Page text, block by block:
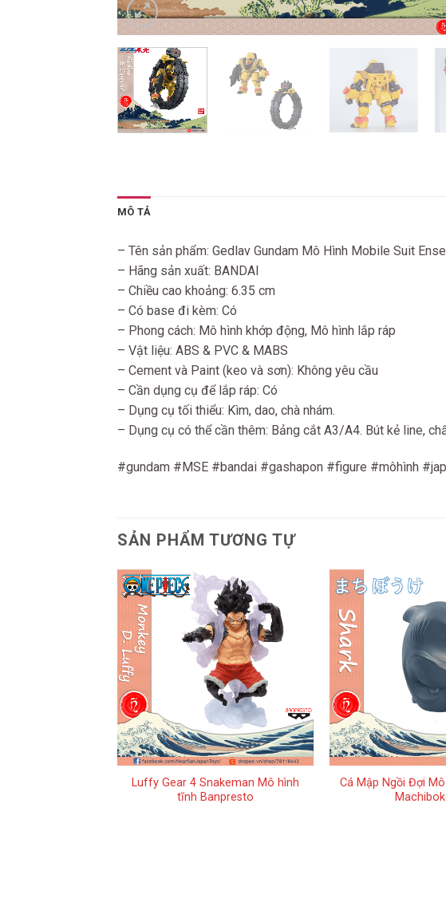
MÔ TẢ
– Tên sản phẩm: Gedlav Gundam Mô Hình Mobile Suit
– Hãng sản xuất: BANDAI
– Chiều cao khoảng: 6.35 cm
– Có base đi kèm: Có
– Phong cách: Mô hình khớp động, Mô hình lắp ráp
– Vật liệu: ABS & PVC & MABS
– Cement và Paint (keo và sơn): Không yêu cầu
– Cần dụng cụ để lắp ráp: Có
– Dụng cụ tối thiểu: Kìm, dao, chà nhám.
– Dụng cụ có thể cần thêm: Bảng cắt A3/A4. Bút kẻ line,
#gundam #MSE #bandai #gashapon #figure #môhình
SẢN PHẨM TƯƠNG TỰ
+
Luffy Gear 4 Snakeman Mô hình
tĩnh Banpresto
+
Cá Mập Ngồi Đợi Mô